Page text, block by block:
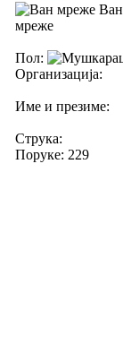
Ван
мреже
Пол:
Организација:
Име и презиме:
Струка:
Поруке: 229